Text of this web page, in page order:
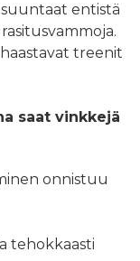
entistä
treenit
saat vinkkejä
onnistuu
tehokkaasti